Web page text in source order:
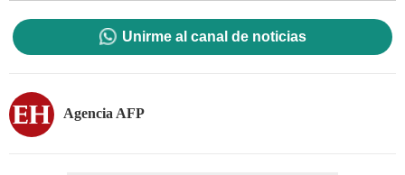
Unirme al canal de noticias
Agencia AFP